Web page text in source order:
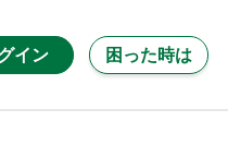
イン 困った時は